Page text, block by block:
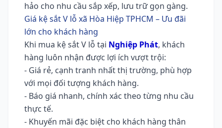
hảo cho nhu cầu sắp xếp, lưu trữ gọn gàng.
Giá kệ sắt V lỗ xã Hòa Hiệp TPHCM – Ưu đãi
lớn cho khách hàng
Khi mua kệ sắt V lỗ tại Nghiệp Phát, khách
hàng luôn nhận được lợi ích vượt trội:
- Giá rẻ, cạnh tranh nhất thị trường, phù hợp
với mọi đối tượng khách hàng.
- Báo giá nhanh, chính xác theo từng nhu cầu
thực tế.
- Khuyến mãi đặc biệt cho khách hàng thân